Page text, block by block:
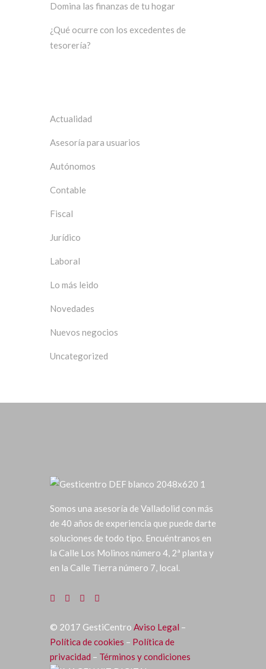
Domina las finanzas de tu hogar
¿Qué ocurre con los excedentes de
tesorería?
Actualidad
Asesoría para usuarios
Autónomos
Contable
Fiscal
Jurídico
Laboral
Lo más leido
Novedades
Nuevos negocios
Uncategorized
Somos una asesoría de Valladolid con más
de 40 años de experiencia que puede darte
soluciones de todo tipo. Encuéntranos en
la Calle Los Molinos número 4, 2ª planta y
en la Calle Tierra número 7, local.
© 2017 GestiCentro Aviso Legal –
Política de cookies – Política de
privacidad – Términos y condiciones